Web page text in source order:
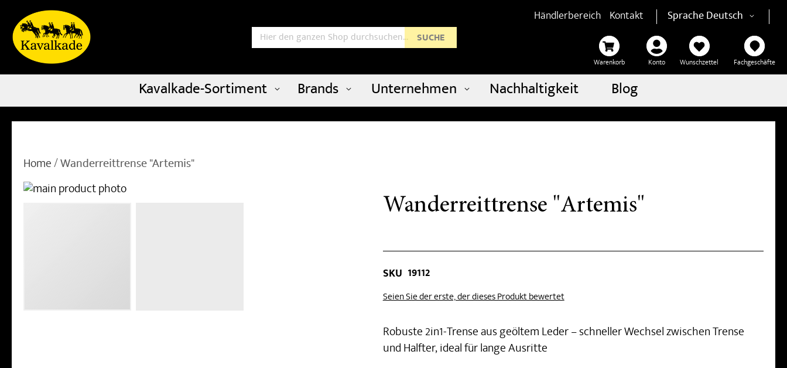
Händlerbereich Kontakt SpracheDeutsch
Warenkorb Konto Wunschzettel Fachgeschäfte
Suche SUCHE
Kavalkade-Sortiment Brands Unternehmen Nachhaltigkeit Blog
Home Wanderreittrense "Artemis"
Wanderreittrense "Artemis"
SKU 19112
Seien Sie der erste, der dieses Produkt bewertet
Robuste 2in1-Trense aus geöltem Leder – schneller Wechsel zwischen Trense
und Halfter, ideal für lange Ausritte